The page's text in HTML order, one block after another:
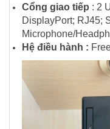
Cổng giao tiếp : 2
DisplayPort; RJ45;
Microphone/
Hệ điều hành :